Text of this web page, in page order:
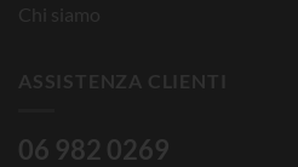
Chi siamo
ASSISTENZA CLIENTI
06 982 0269